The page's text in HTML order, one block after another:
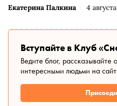
Екатерина Палкина 4
Вступайте в Клуб
Ведите блог, рассказывайте
интересными людьми на